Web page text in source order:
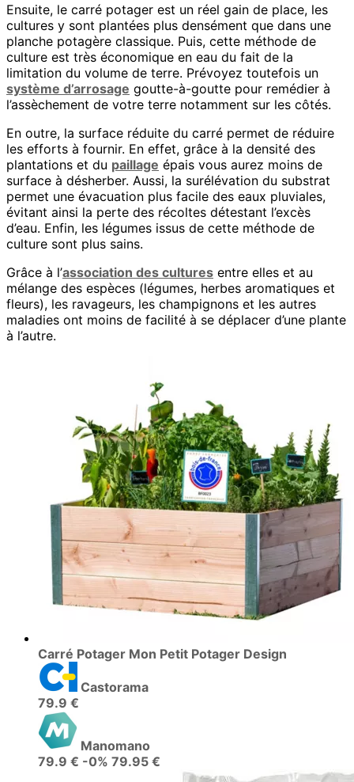
Ensuite, le carré potager est un réel gain de place, les
cultures y sont plantées plus densément que dans une
planche potagère classique. Puis, cette méthode de
culture est très économique en eau du fait de la
limitation du volume de terre. Prévoyez toutefois un
système d’arrosage goutte-à-goutte pour remédier à
l’assèchement de votre terre notamment sur les côtés.
En outre, la surface réduite du carré permet de réduire
les efforts à fournir. En effet, grâce à la densité des
plantations et du paillage épais vous aurez moins de
surface à désherber. Aussi, la surélévation du substrat
permet une évacuation plus facile des eaux pluviales,
évitant ainsi la perte des récoltes détestant l’excès
d’eau. Enfin, les légumes issus de cette méthode de
culture sont plus sains.
Grâce à l’association des cultures entre elles et au
mélange des espèces (légumes, herbes aromatiques et
fleurs), les ravageurs, les champignons et les autres
maladies ont moins de facilité à se déplacer d’une plante
à l’autre.
Carré Potager Mon Petit Potager Design
Castorama
79.9 €
Manomano
79.9 € -0% 79.95 €